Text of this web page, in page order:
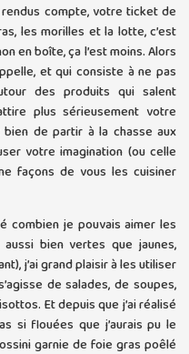
compte, votre ticket de
les morilles et la lotte, c’est
en boîte, ça l’est moins. Alors
et qui consiste à ne pas
des produits qui salent
plus sérieusement votre
de partir à la chasse aux
votre imagination (ou celle
façons de vous les cuisiner
combien je pouvais aimer les
bien vertes que jaunes,
j’ai grand plaisir à les utiliser
de salades, de soupes,
Et depuis que j’ai réalisé
si flouées que j’aurais pu le
garnie de foie gras poêlé